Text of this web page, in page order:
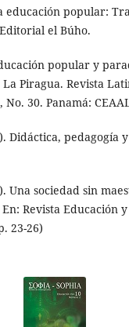
educación popular:
el Búho.
popular y
Piragua. Revista
30. Panamá:
Didáctica, pedagogía
Una sociedad sin
Revista Educación
23-26)